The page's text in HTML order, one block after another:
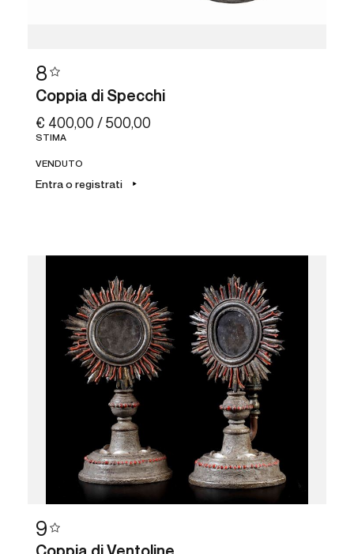
8
Coppia di Specchi
€ 400,00 / 500,00
STIMA
VENDUTO
Entra o registrati
9